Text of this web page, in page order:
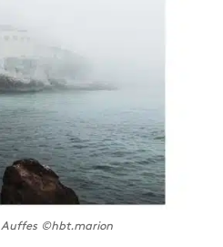
Auffes ©hbt.marion